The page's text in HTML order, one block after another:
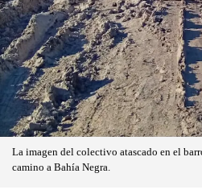
La imagen del colectivo atascado en el
camino a Bahía Negra.